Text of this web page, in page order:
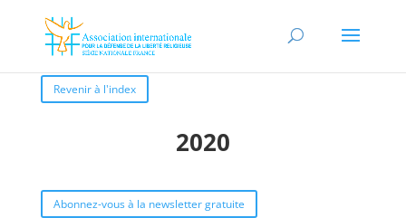
Revenir à l'index
2020
Abonnez-vous à la newsletter gratuite